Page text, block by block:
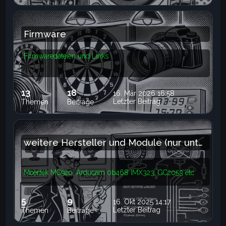
Firmware
Firmwaredateien und Links
13
Themen
18
Beiträge
16. Mär 2026 16:58
Letzter Beitrag
weitere Hersteller und Module (nur unterstützte)
NeoCoolCam 5MP IMX335
Moertek MC920, Arducam 0b468 IMX323, GC2053 etc
5
Themen
9
Beiträge
16. Okt 2025 14:17
Letzter Beitrag